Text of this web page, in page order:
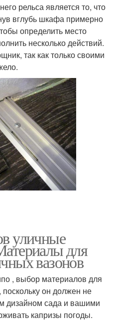
рельса является то, что
вглубь шкафа примерно
определить место
несколько действий.
так как только своими
уличные
для
вазонов
, выбор материалов для
он должен не
дизайном сада и вашими
капризы погоды.